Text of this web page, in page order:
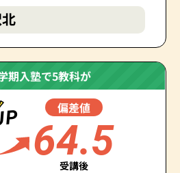
期入塾で5教科が
偏差値
64.5
受講後